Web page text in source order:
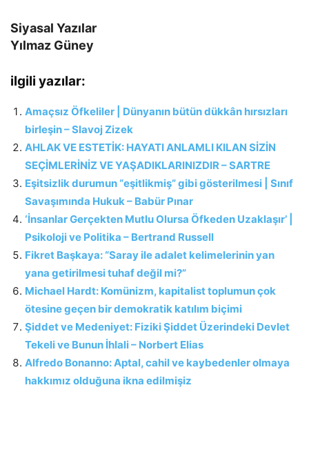
Siyasal Yazılar
Yılmaz Güney
ilgili yazılar:
Amaçsız Öfkeliler | Dünyanın bütün dükkân hırsızları
birleşin – Slavoj Zizek
AHLAK VE ESTETİK: HAYATI ANLAMLI KILAN SİZİN
SEÇİMLERİNİZ VE YAŞADIKLARINIZDIR – SARTRE
Eşitsizlik durumun “eşitlikmiş” gibi gösterilmesi | Sınıf
Savaşımında Hukuk – Babür Pınar
‘İnsanlar Gerçekten Mutlu Olursa Öfkeden Uzaklaşır’ |
Psikoloji ve Politika – Bertrand Russell
Fikret Başkaya: “Saray ile adalet kelimelerinin yan
yana getirilmesi tuhaf değil mi?”
Michael Hardt: Komünizm, kapitalist toplumun çok
ötesine geçen bir demokratik katılım biçimi
Şiddet ve Medeniyet: Fiziki Şiddet Üzerindeki Devlet
Tekeli ve Bunun İhlali – Norbert Elias
Alfredo Bonanno: Aptal, cahil ve kaybedenler olmaya
hakkımız olduğuna ikna edilmişiz